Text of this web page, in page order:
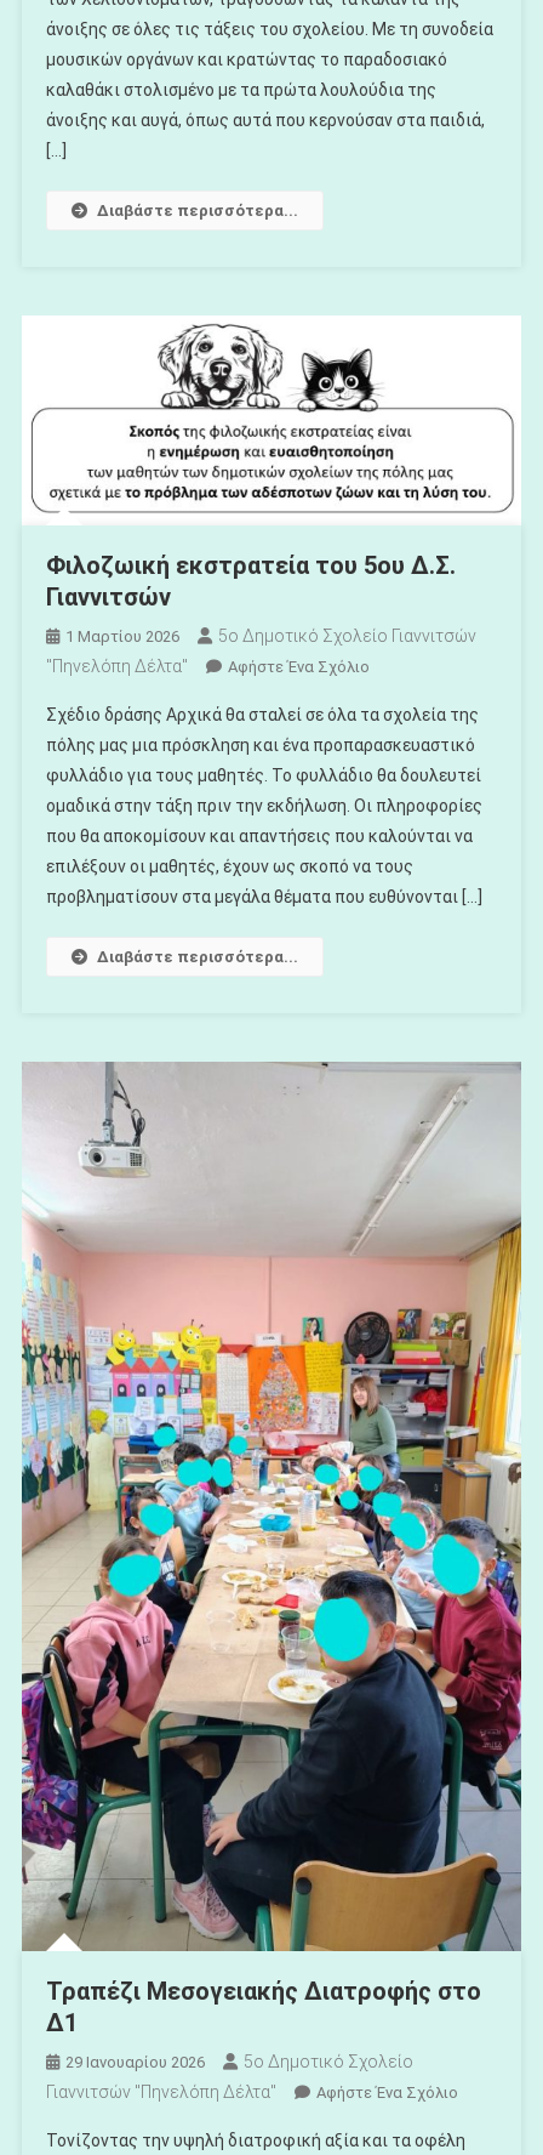
Β2
άνοιξης σε όλες τις τάξεις του σχολείου. Με τη συνοδεία
μουσικών οργάνων και κρατώντας το παραδοσιακό
καλαθάκι στολισμένο με τα πρώτα λουλούδια της
άνοιξης και αυγά, όπως αυτά που κερνούσαν στα παιδιά,
[…]
Διαβάστε περισσότερα...
Φιλοζωική εκστρατεία του 5ου Δ.Σ.
Γιαννιτσών
1 Μαρτίου 2026
5ο Δημοτικό Σχολείο Γιαννιτσών
"Πηνελόπη Δέλτα"
Αφήστε Ένα ΣχόλιοΓια
Φιλοζωική
Εκστρατεία
Του
5ου
Δ.Σ.
Γιαννιτσών
Σχέδιο δράσης Αρχικά θα σταλεί σε όλα τα σχολεία της
πόλης μας μια πρόσκληση και ένα προπαρασκευαστικό
φυλλάδιο για τους μαθητές. Το φυλλάδιο θα δουλευτεί
ομαδικά στην τάξη πριν την εκδήλωση. Οι πληροφορίες
που θα αποκομίσουν και απαντήσεις που καλούνται να
επιλέξουν οι μαθητές, έχουν ως σκοπό να τους
προβληματίσουν στα μεγάλα θέματα που ευθύνονται […]
Διαβάστε περισσότερα...
Τραπέζι Μεσογειακής Διατροφής στο
Δ1
29 Ιανουαρίου 2026
5ο Δημοτικό Σχολείο
Γιαννιτσών "Πηνελόπη Δέλτα"
Αφήστε Ένα ΣχόλιοΓια
Τραπέζι
Τονίζοντας την υψηλή διατροφική αξία και τα οφέλη